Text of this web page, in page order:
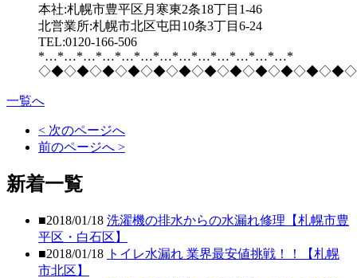
本社:札幌市豊平区月寒東2条18丁目1-46
北営業所:札幌市北区屯田10条3丁目6-24
TEL:0120-166-506
*…*…*…*…*…*…*…*…*…*…*…*…*…*
一覧へ
< 次のページへ
前のページへ >
新着一覧
■2018/01/18 洗濯機の排水からの水漏れ修理【札幌市豊
平区・白石区】
■2018/01/18 トイレ水漏れ 業界最安値挑戦！！【札幌
市北区】